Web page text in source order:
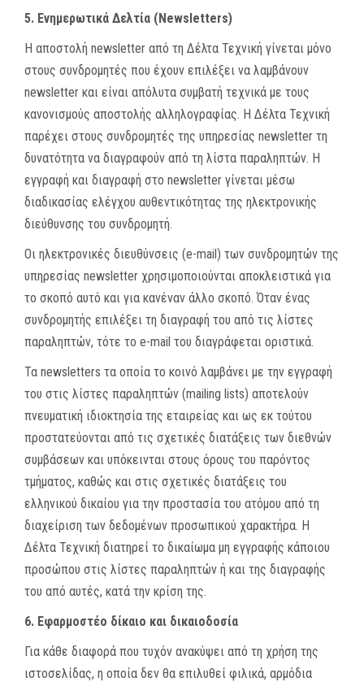
5. Ενημερωτικά Δελτία (Newsletters)
Η αποστολή newsletter από τη Δέλτα Τεχνική γίνεται μόνο
στους συνδρομητές που έχουν επιλέξει να λαμβάνουν
newsletter και είναι απόλυτα συμβατή τεχνικά με τους
κανονισμούς αποστολής αλληλογραφίας. Η Δέλτα Τεχνική
παρέχει στους συνδρομητές της υπηρεσίας newsletter τη
δυνατότητα να διαγραφούν από τη λίστα παραληπτών. Η
εγγραφή και διαγραφή στο newsletter γίνεται μέσω
διαδικασίας ελέγχου αυθεντικότητας της ηλεκτρονικής
διεύθυνσης του συνδρομητή.
Οι ηλεκτρονικές διευθύνσεις (e-mail) των συνδρομητών της
υπηρεσίας newsletter χρησιμοποιούνται αποκλειστικά για
το σκοπό αυτό και για κανέναν άλλο σκοπό. Όταν ένας
συνδρομητής επιλέξει τη διαγραφή του από τις λίστες
παραληπτών, τότε το e-mail του διαγράφεται οριστικά.
Τα newsletters τα οποία το κοινό λαμβάνει με την εγγραφή
του στις λίστες παραληπτών (mailing lists) αποτελούν
πνευματική ιδιοκτησία της εταιρείας και ως εκ τούτου
προστατεύονται από τις σχετικές διατάξεις των διεθνών
συμβάσεων και υπόκεινται στους όρους του παρόντος
τμήματος, καθώς και στις σχετικές διατάξεις του
ελληνικού δικαίου για την προστασία του ατόμου από τη
διαχείριση των δεδομένων προσωπικού χαρακτήρα. Η
Δέλτα Τεχνική διατηρεί το δικαίωμα μη εγγραφής κάποιου
προσώπου στις λίστες παραληπτών ή και της διαγραφής
του από αυτές, κατά την κρίση της.
6. Εφαρμοστέο δίκαιο και δικαιοδοσία
Για κάθε διαφορά που τυχόν ανακύψει από τη χρήση της
ιστοσελίδας, η οποία δεν θα επιλυθεί φιλικά, αρμόδια